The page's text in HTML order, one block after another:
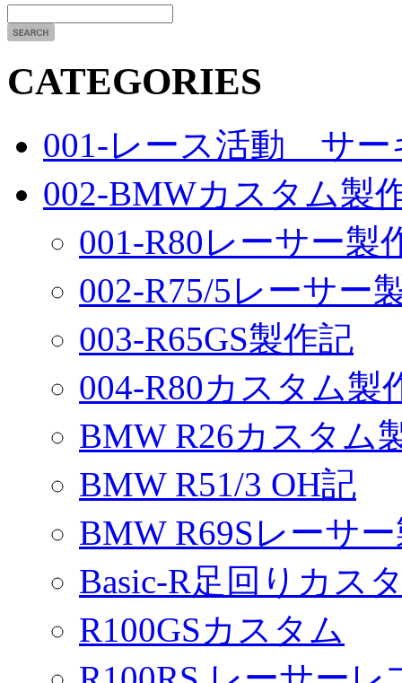
CATEGORIES
001-レース活動 サー
002-BMWカスタム製
001-R80レーサー製
002-R75/5レーサー
003-R65GS製作記
004-R80カスタム製
BMW R26カスタム
BMW R51/3 OH記
BMW R69Sレーサ
Basic-R足回りカス
R100GSカスタム